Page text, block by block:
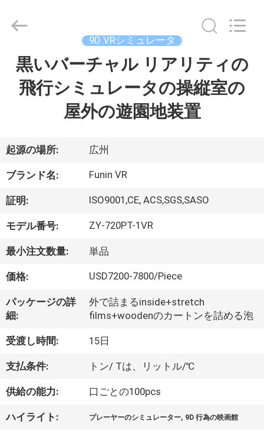
家
VR
シ
私
た
ち
に
関
し
て
2016
Co.,Ltd.
Rights
Reserved.
9D VRシミュレータ
黒いバーチャル リアリティの
飛行シミュレータの操縦室の
屋外の遊園地装置
起源の場所: 広州
ブランド名: Funin VR
証明: ISO9001,CE, ACS,SGS,SASO
モデル番号: ZY-720PT-1VR
最小注文数量: 単品
価格: USD7200-7800/Piece
パッケージの詳
細:
外で詰まるinside+stretch
films+woodenのカートンを詰める泡
受渡し時間: 15日
支払条件: トン/ Tは、リットル/℃
供給の能力: 口ごとの100pcs
ハイライト: プレーヤーのシミュレーター, 9D 行為の映画館